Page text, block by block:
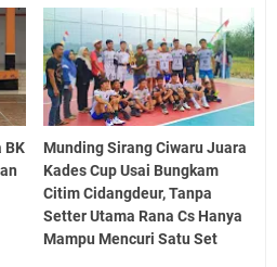
BK
Munding Sirang Ciwaru Juara
Kades Cup Usai Bungkam
Citim Cidangdeur, Tanpa
Setter Utama Rana Cs Hanya
Mampu Mencuri Satu Set